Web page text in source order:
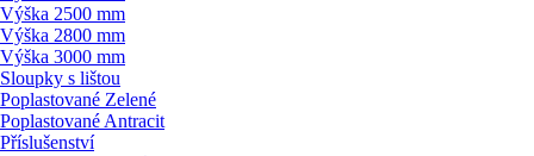
Výška 2500 mm
Výška 2800 mm
Výška 3000 mm
Sloupky s lištou
Poplastované Zelené
Poplastované Antracit
Příslušenství